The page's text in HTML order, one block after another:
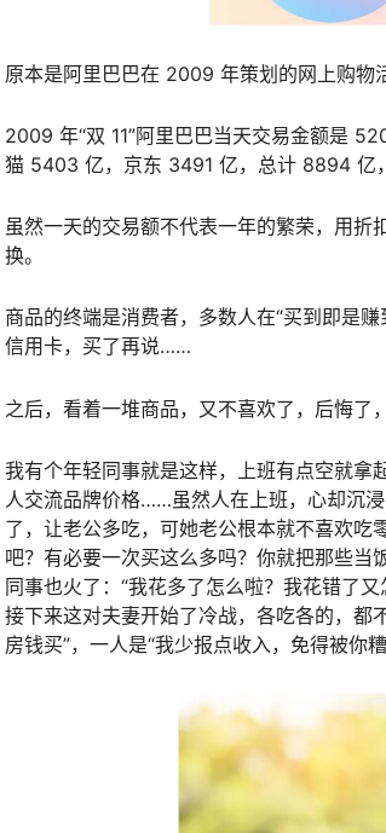
原本是阿里巴巴在 2009 年策划的网上购物
2009 年“双 11”阿里巴巴当天交易金额是
猫 5403 亿，京东 3491 亿，总计 8894 亿
虽然一天的交易额不代表一年的繁荣，用
换。
商品的终端是消费者，多数人在“买到即是
信用卡，买了再说……
之后，看着一堆商品，又不喜欢了，后悔了
我有个年轻同事就是这样，上班有点空就拿
人交流品牌价格……虽然人在上班，心却沉
了，让老公多吃，可她老公根本就不喜欢吃
吧？有必要一次买这么多吗？你就把那些当
同事也火了：“我花多了怎么啦？我花错了
接下来这对夫妻开始了冷战，各吃各的，都
房钱买”，一人是“我少报点收入，免得被你